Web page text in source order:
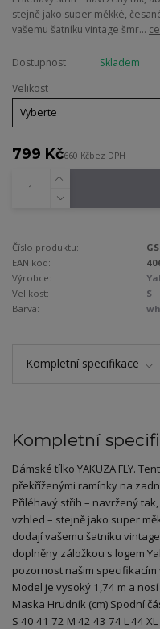
stejně jako super měkké,
vašemu šatníku vintage šmr...
Dostupnost
Skladem
Velikost
799 Kč660 Kčbez DPH
Číslo produktu:
EAN kód:
Výrobce:
Velikost:
S
Barva:
Kompletní specifikace
Kompletní
Dámské tílko YAKUZA FLY.
překříženými ramínky na
Přiléhavý střih – navržený
vzhled – stejně jako super
dodají vašemu šatníku
doplněny záložkou s logem
pozornost našim
Model je vysoký 1,74 m a
Maska Hrudník (cm) Spodní
S 40 41 72 M 42 43 74 L 44